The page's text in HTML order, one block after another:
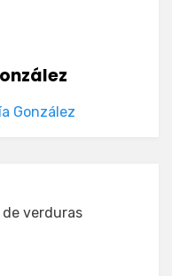
González
de verduras